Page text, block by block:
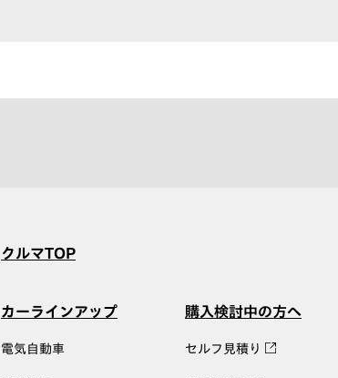
クルマTOP
カーラインアップ
電気自動車
購入検討中の方へ
セルフ見積り